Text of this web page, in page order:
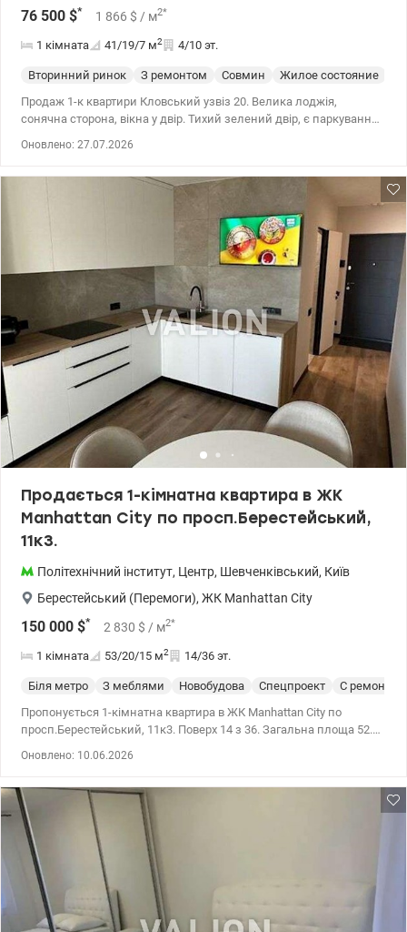
76 500 $* 1 866 $ / м2*
1 кімната 41/19/7 м2 4/10 эт.
Вторинний ринок З ремонтом Совмин
Жилое состояние
Продаж 1-к квартири Кловський узвіз 20. Велика лоджія,
сонячна сторона, вікна у двір. Тихий зелений двір, є паркування.
Оновлено: 27.07.2026
Продається 1-кімнатна квартира в ЖК
Manhattan City по просп.Берестейський,
11к3.
Політехнічний інститут, Центр, Шевченківський, Київ
Берестейський (Перемоги), ЖК Manhattan City
150 000 $* 2 830 $ / м2*
1 кімната 53/20/15 м2 14/36 эт.
Біля метро З меблями Новобудова Спецпроект
С ремонтом
Пропонується 1-кімнатна квартира в ЖК Manhattan City по
просп.Берестейський, 11к3. Поверх 14 з 36. Загальна площа 52.8
централізоване. У квартирі індивідуальне опалення.
Індивідуальні лічильники: електрика, газ. Централізована
гаряча вода. Тепла вода бойлер. Інтернет. Територія закрита.
Неподалік метро Політехнічний інститут. т.044 200 10 80
Valion.ua/1146901
Оновлено: 10.06.2026